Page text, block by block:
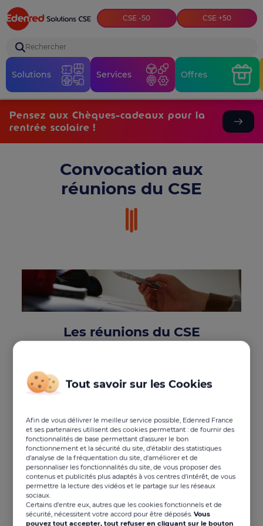
Top menu
CSE -50 CSE +50
Rechercher
Solutions Services Offres
Pensez aux Chèques-cadeaux pour la
rentrée scolaire !
Convocation aux
réunions du CSE
Les réunions du CSE
l’employeur et aux représentants des salariés
d’échanger sur tous les points à l’ordre du jour et qui
concernent la vie de l’entreprise. Véritable socle sur
lequel repose le fonctionnement de l’instance, les
réunions du CSE sont encadrées par une législation
qui fixe les règles à respecter en la matière. Voici ce
que vous devez savoir.
Quel délai minimum de
Tout savoir sur les Cookies
Afin de vous délivrer le meilleur service possible, Edenred France
et ses partenaires utilisent des cookies permettant : de fournir des
fonctionnalités de base permettant d'assurer le bon
fonctionnement et la sécurité du site, d'établir des statistiques
d'analyse de la fréquentation du site, d'améliorer et de
personnaliser les fonctionnalités du site, de vous proposer des
contenus et publicités plus adaptés à vos centres d'intérêt, de vous
permettre la lecture des vidéos et le partage sur les réseaux
sociaux.
Certains d'entre eux, autres que les cookies fonctionnels et de
sécurité, nécessitent votre accord pour être déposés.Vous
pouvez tout accepter, tout refuser en cliquant sur le bouton